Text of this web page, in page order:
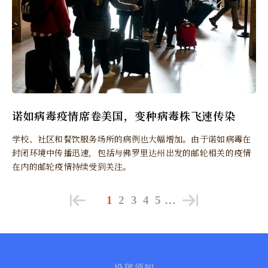
诺如病毒疫情席卷美国，变种病毒株飞速传染
学校、社区和餐饮服务场所的病例也大幅增加。由于诺如病毒在
封闭环境中传播迅速，包括与佛罗里达州出发的邮轮相关的疫情
在内的邮轮疫情持续受到关注。
1 2 3 4 5 …